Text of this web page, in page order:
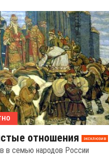
отношения эксклюзив
в семью народов России